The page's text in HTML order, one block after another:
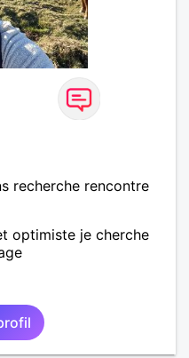
recherche rencontre
optimiste je cherche